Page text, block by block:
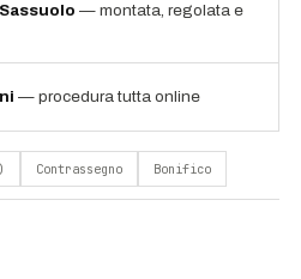
— montata, regolata e
— procedura tutta online
Contrassegno Bonifico